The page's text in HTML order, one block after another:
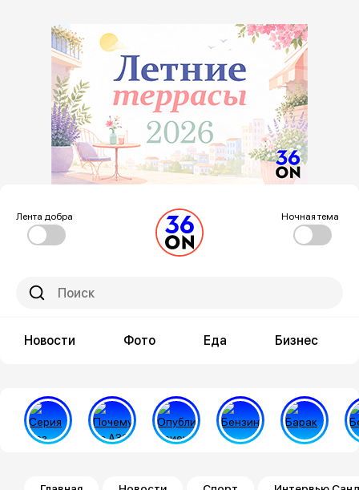
Лента добра Ночная тема
Новости Фото Еда Бизнес
Строка навигации